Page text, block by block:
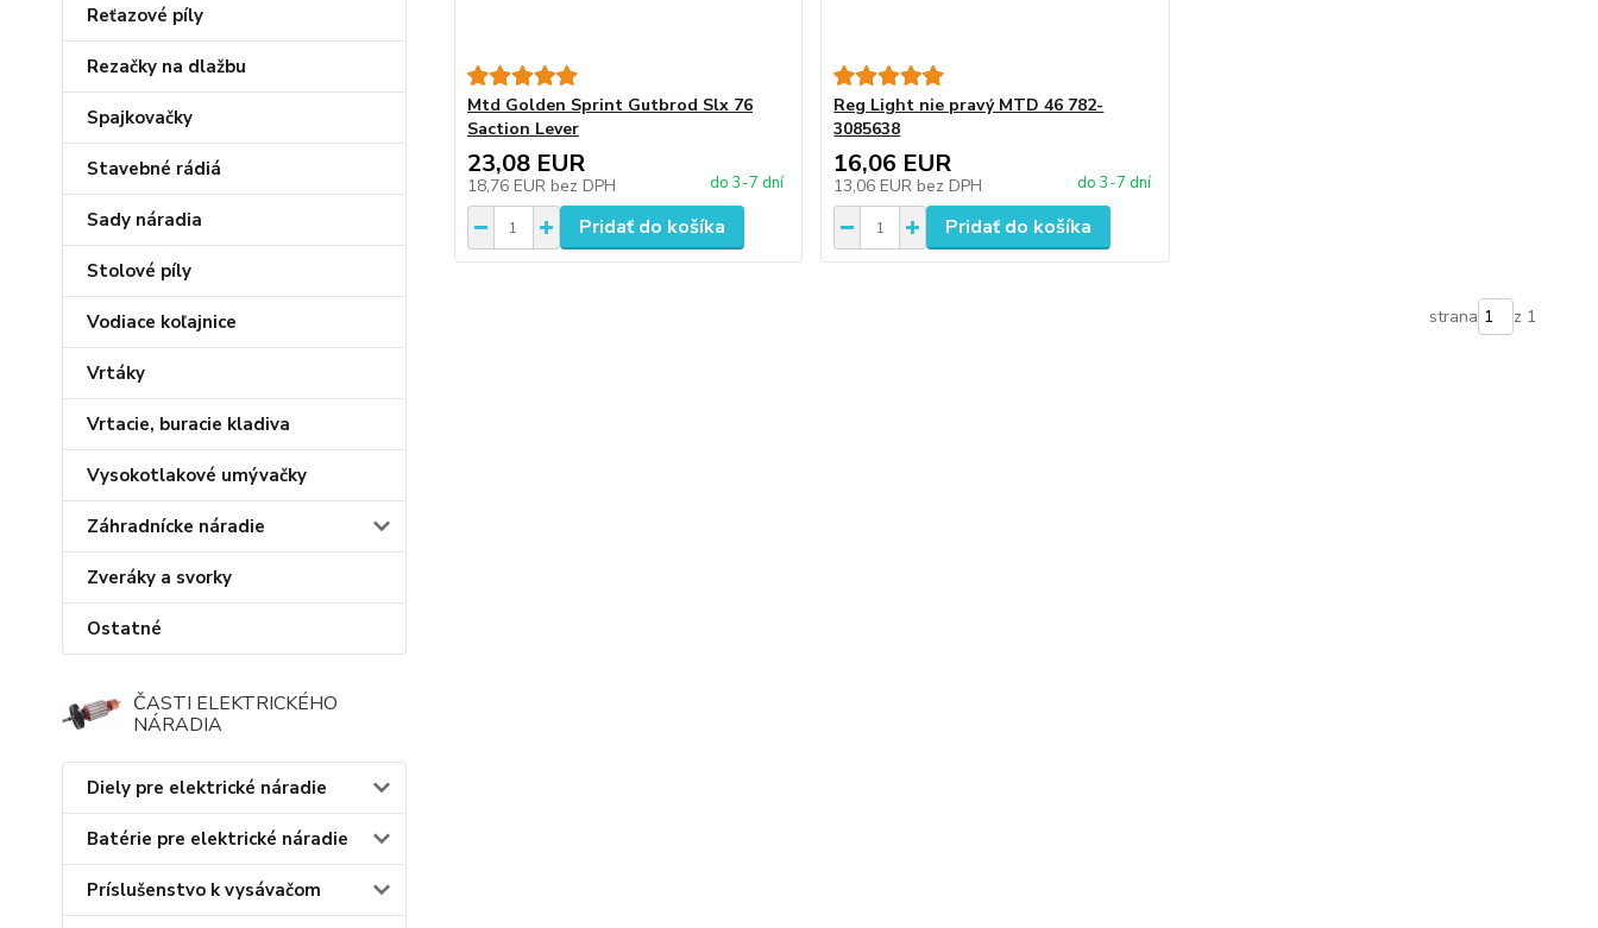
Reťazové píly
Rezačky na dlažbu
Spajkovačky
Stavebné rádiá
Sady náradia
Stolové píly
Vodiace koľajnice
Vrtáky
Vrtacie, buracie kladiva
Vysokotlakové umývačky
Záhradnícke náradie
Zveráky a svorky
Ostatné
ČASTI ELEKTRICKÉHO
NÁRADIA
Diely pre elektrické náradie
Batérie pre elektrické náradie
Príslušenstvo k vysávačom
Mtd Golden Sprint Gutbrod Slx 76
Saction Lever
23,08 EUR
18,76 EUR bez DPH do 3-7 dní
Pridať do košíka
Reg Light nie pravý MTD 46 782-
3085638
16,06 EUR
13,06 EUR bez DPH do 3-7 dní
Pridať do košíka
strana z 1